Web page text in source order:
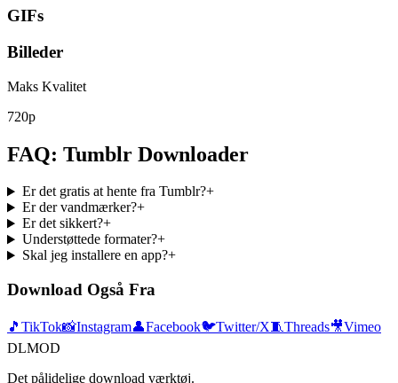
GIFs
Billeder
Maks Kvalitet
720p
FAQ: Tumblr Downloader
Er det gratis at hente fra Tumblr?+
Er der vandmærker?+
Er det sikkert?+
Understøttede formater?+
Skal jeg installere en app?+
Download Også Fra
🎵 TikTok📸Instagram👤Facebook🐦Twitter/X🧵Threads🎥Vimeo
DLMOD
Det pålidelige download værktøj.